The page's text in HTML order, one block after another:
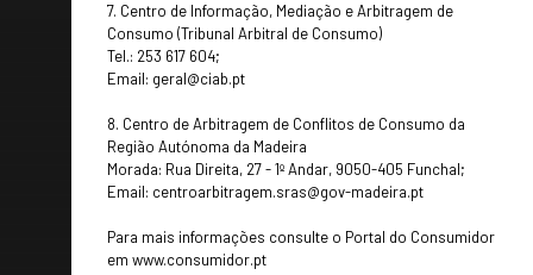
7. Centro de Informação, Mediação e Arbitragem de
Consumo (Tribunal Arbitral de Consumo)
Tel.: 253 617 604;
Email: geral@ciab.pt
8. Centro de Arbitragem de Conflitos de Consumo da
Região Autónoma da Madeira
Morada: Rua Direita, 27 - 1º Andar, 9050-405 Funchal;
Email: centroarbitragem.sras@gov-madeira.pt
Para mais informações consulte o Portal do Consumidor
em www.consumidor.pt